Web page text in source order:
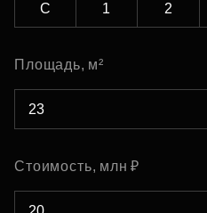
С 1 2
Площадь, м²
Стоимость, млн ₽